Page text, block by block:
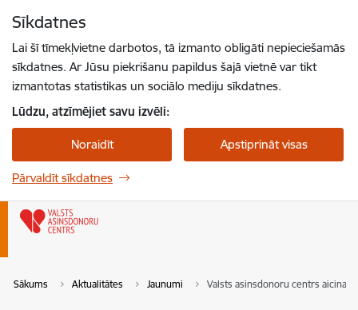
Sīkdatnes
Lai šī tīmekļvietne darbotos, tā izmanto obligāti nepieciešamās
sīkdatnes. Ar Jūsu piekrišanu papildus šajā vietnē var tikt
izmantotas statistikas un sociālo mediju sīkdatnes.
Lūdzu, atzīmējiet savu izvēli:
Noraidīt Apstiprināt visas
Pārvaldīt sīkdatnes
Sākums Aktualitātes Jaunumi Valsts asinsdonoru centrs aicina